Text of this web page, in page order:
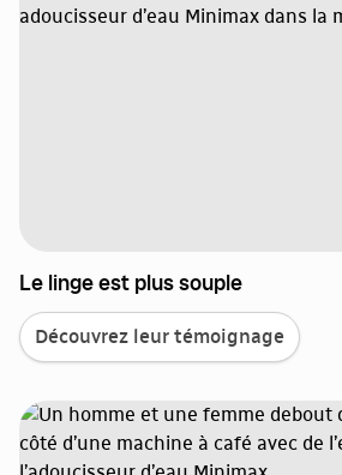
Le linge est plus souple
Découvrez leur témoignage